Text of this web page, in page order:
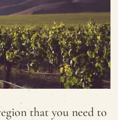
that you need to